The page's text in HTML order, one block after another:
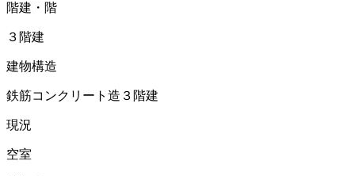
階建・階
３階建
建物構造
鉄筋コンクリート造３階建
現況
空室